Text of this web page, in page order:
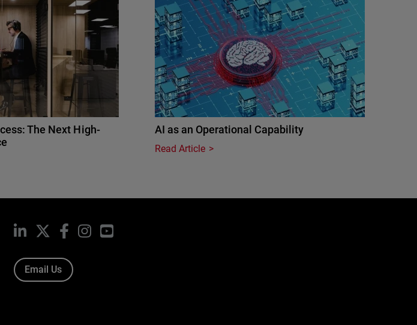
The Next High-
AI as an Operational Capability
Read Article
LinkedIn Facebook
InstagramYouTube
Email Us